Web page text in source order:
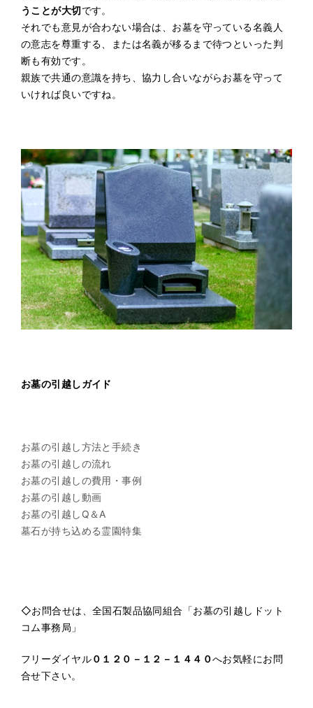
うことが大切です。
それでも意見が合わない場合は、お墓を守っている名義人
の意志を尊重する、または名義が移るまで待つといった判
断も有効です。
親族で共通の意識を持ち、協力し合いながらお墓を守って
いければ良いですね。
お墓の引越しガイド
お墓の引越し方法と手続き
お墓の引越しの流れ
お墓の引越しの費用・事例
お墓の引越し動画
お墓の引越しQ＆A
墓石が持ち込める霊園特集
◇お問合せは、全国石製品協同組合「お墓の引越しドット
コム事務局」
フリーダイヤル０１２０－１２－１４４０へお気軽にお問
合せ下さい。